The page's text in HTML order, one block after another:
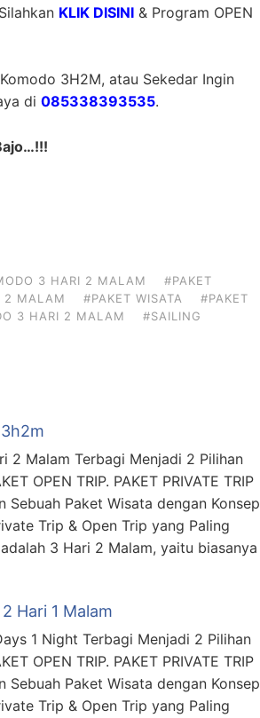
KLIK DISINI& Program OPEN
3H2M, atau Sekedar Ingin
di 085338393535.
3 HARI 2 MALAM
#PAKET
2 MALAM #PAKET WISATA
#PAKET
3 HARI 2 MALAM
#SAILING
2 Malam Terbagi Menjadi 2 Pilihan
OPEN TRIP. PAKET PRIVATE TRIP
Sebuah Paket Wisata dengan Konsep
Trip & Open Trip yang Paling
3 Hari 2 Malam, yaitu biasanya
Hari 1 Malam
1 Night Terbagi Menjadi 2 Pilihan
OPEN TRIP. PAKET PRIVATE TRIP
Sebuah Paket Wisata dengan Konsep
Trip & Open Trip yang Paling